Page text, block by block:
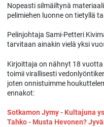
Nopeasti silmäiltynä
pelimiehen luonne on tietyllä
Pelinjohtaja Sami-Petteri
tarvitaan ainakin vielä yksi
Kirjoittaja on nähnyt 18
toimii virallisesti
joten onnistuimme
ennakot:
Sotkamon Jymy - Kultajuna
Tahko - Musta Hevonen?